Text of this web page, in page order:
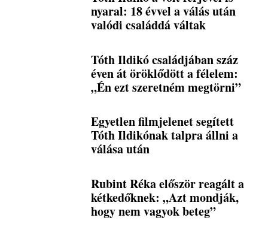
nyaral: 18 évvel a válás után
valódi családdá váltak
Tóth Ildikó családjában száz
éven át öröklődött a félelem:
„Én ezt szeretném megtörni”
Egyetlen filmjelenet segített
Tóth Ildikónak talpra állni a
válása után
Rubint Réka először reagált a
kétkedőknek: „Azt mondják,
hogy nem vagyok beteg”